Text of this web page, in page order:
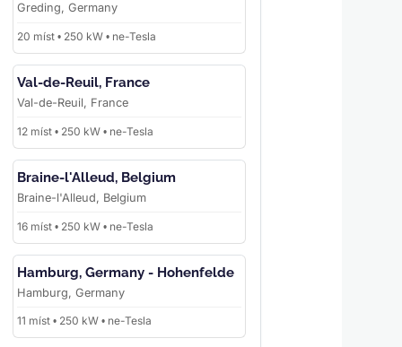
Greding, Germany
20 míst • 250 kW • ne-Tesla
Val-de-Reuil, France
Val-de-Reuil, France
12 míst • 250 kW • ne-Tesla
Braine-l'Alleud, Belgium
Braine-l'Alleud, Belgium
16 míst • 250 kW • ne-Tesla
Hamburg, Germany - Hohenfelde
Hamburg, Germany
11 míst • 250 kW • ne-Tesla